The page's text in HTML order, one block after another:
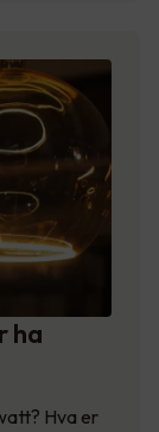
ha
Hva er